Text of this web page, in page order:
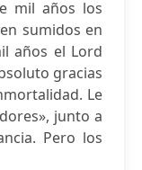
mil años los
sumidos en
años el Lord
gracias
Le
junto a
Pero los